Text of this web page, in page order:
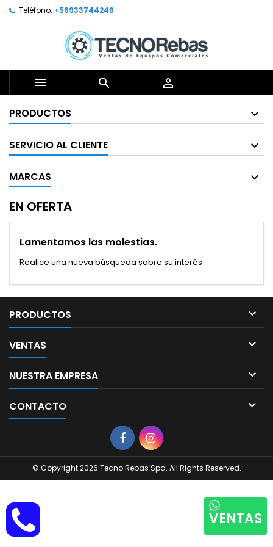
Teléfono: +56933744246
  
PRODUCTOS
SERVICIO AL CLIENTE
MARCAS
EN OFERTA
Lamentamos las molestias.
Realice una nueva búsqueda sobre su interés
PRODUCTOS 
VENTAS 
NUESTRA EMPRESA 
CONTACTO 
© Copyright 2026 Tecno Rebas Spa. All Rights Reserved.
VENTAS